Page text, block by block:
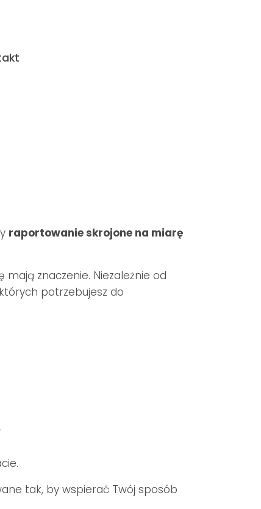
raportowanie skrojone na miarę
znaczenie. Niezależnie od
potrzebujesz do
tak, by wspierać Twój sposób